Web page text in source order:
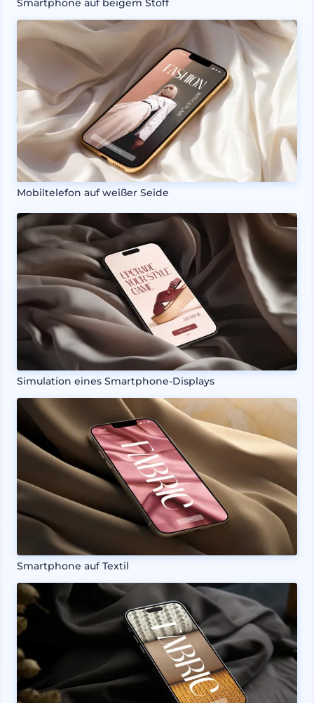
Smartphone auf beigem Stoff
Mobiltelefon auf weißer Seide
Simulation eines Smartphone-Displays
Smartphone auf Textil